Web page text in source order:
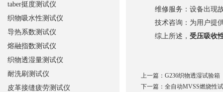
维修服务：设备出现故
技术咨询：为用户提供
综上所述， 受压吸收
上一篇： G236织物透湿试验箱
下一篇： 全自动MVSS燃烧性
taber挺度测试仪
织物吸水性测试仪
导热系数测试仪
熔融指数测试仪
织物透湿量测试仪
耐洗刷测试仪
皮革接缝疲劳测试仪